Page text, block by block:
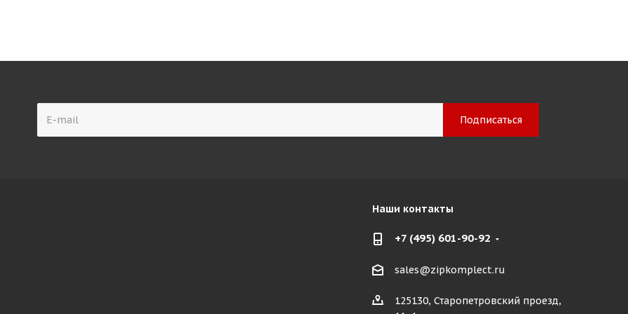
Наши контакты
+7 (495) 601-90-92
sales@zipkomplect.ru
125130, Старопетровский проезд,